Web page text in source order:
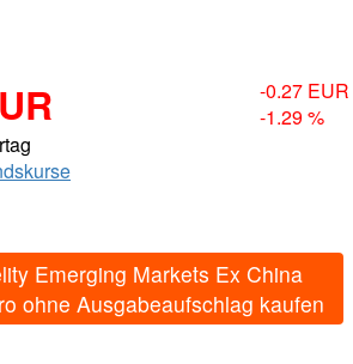
-0.27 EUR
-1.29 %
Emerging Markets Ex China
ohne Ausgabeaufschlag kaufen